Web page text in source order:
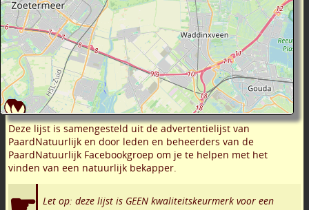
Deze lijst is samengesteld uit de advertentielijst van
PaardNatuurlijk en door leden en beheerders van de
PaardNatuurlijk Facebookgroep om je te helpen met het
vinden van een natuurlijk bekapper.
Let op: deze lijst is GEEN kwaliteitskeurmerk voor een